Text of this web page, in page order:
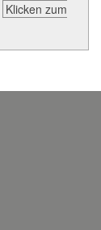
Klicken zum